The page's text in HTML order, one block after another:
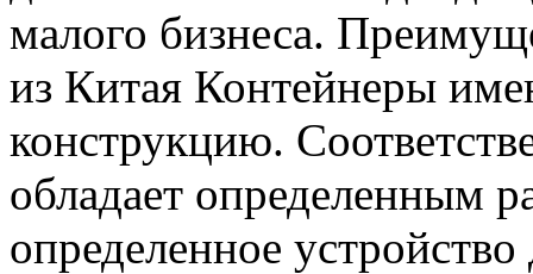
малого бизнеса.
из Китая Контейнеры
конструкцию.
обладает определенным
определенное